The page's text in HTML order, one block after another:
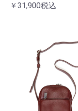
￥31,900税込